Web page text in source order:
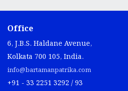
Office
6, J.B.S. Haldane Avenue,
Kolkata 700 105, India.
info@bartamanpatrika.com
+91 - 33 2251 3292 / 93